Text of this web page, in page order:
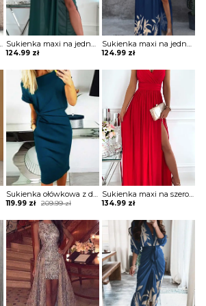
rękawami Sukienka maxi na jedno ramię z drapowaniem
124.99 zł
Sukienka maxi na jedno ramię z zabudowanym dekoltem
124.99 zł
Sukienka ołówkowa z drapowaniem i dekoltem w łódkę
209.99zł
Original
was:
209.99 zł.
119.99 zł
Current
is:
119.99 zł.
Sukienka maxi na szerokich ramiączkach z kopertową górą i rozporkiem
134.99 zł